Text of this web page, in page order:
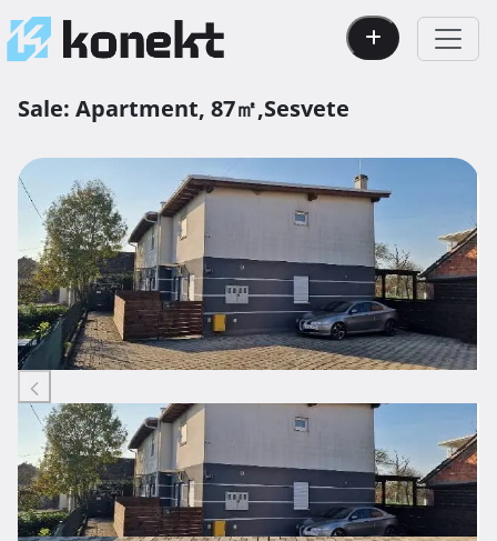
Sale: Apartment, 87㎡,Sesvete